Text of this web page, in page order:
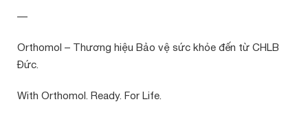
—
Orthomol – Thương hiệu Bảo vệ sức khỏe đến từ CHLB
Đức.
With Orthomol. Ready. For Life.